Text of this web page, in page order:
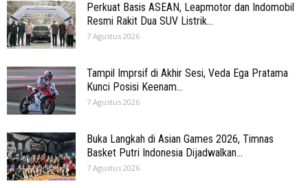
Perkuat Basis ASEAN, Leapmotor dan Indomobil
Resmi Rakit Dua SUV Listrik...
7 Agustus 2026
Tampil Imprsif di Akhir Sesi, Veda Ega Pratama
Kunci Posisi Keenam...
7 Agustus 2026
Buka Langkah di Asian Games 2026, Timnas
Basket Putri Indonesia Dijadwalkan...
7 Agustus 2026